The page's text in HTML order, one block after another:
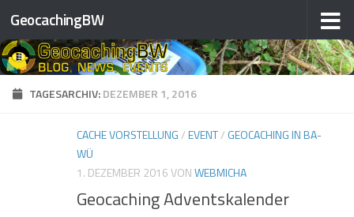
Zum Inhalt springen
GeocachingBW
TAGESARCHIV:DEZEMBER 1, 2016
CACHE VORSTELLUNG/EVENT/ GEOCACHING IN BA-
WÜ
1. DEZEMBER 2016VONWEBMICHA
Geocaching Adventskalender